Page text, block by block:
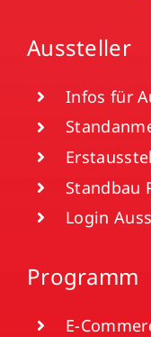
Aussteller
Infos für
Standbau
Login
Programm
E-